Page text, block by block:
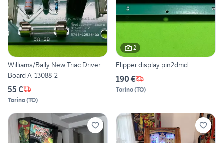
Williams/Bally New Triac Driver
Board A-13088-2
55 €
Torino(TO)
2
Flipper display pin2dmd
190 €
Torino(TO)